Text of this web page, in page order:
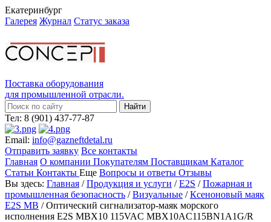
Екатеринбург
Галерея Журнал Статус заказа
Поставка оборудования
для промышленной отрасли.
Тел: 8 (901) 437-77-87
Email: info@gazneftdetal.ru
Отправить заявку Все контакты
Главная О компании Покупателям Поставщикам Каталог
Статьи Контакты Еще Вопросы и ответы Отзывы
Вы здесь: Главная /Продукция и услуги /E2S /Пожарная и
промышленная безопасность /Визуальные /Ксеноновый маяк
E2S MB / Оптический сигнализатор-маяк морского
исполнения E2S MBX10 115VAC MBX10AC115BN1A1G/R